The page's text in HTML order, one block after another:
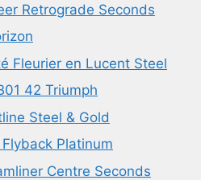
Retrograde Seconds
Fleurier en Lucent Steel
42 Triumph
Steel & Gold
Platinum
Centre Seconds